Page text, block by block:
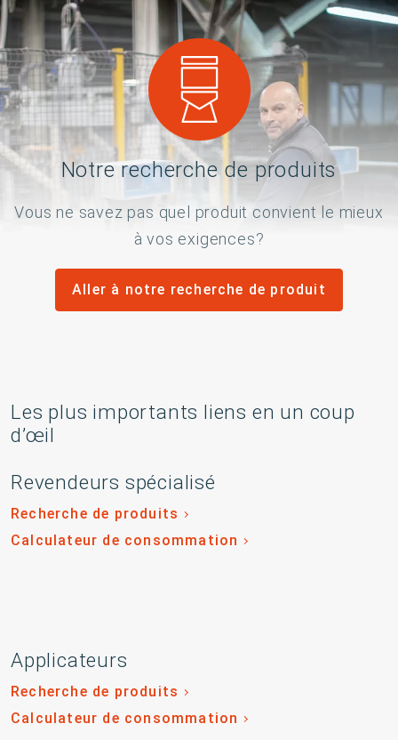
Notre recherche de produits
Vous ne savez pas quel produit convient le mieux
à vos exigences?
Aller à notre recherche de produit
Les plus importants liens en un coup
d’œil
Revendeurs spécialisé
Recherche de produits
Calculateur de consommation
Applicateurs
Recherche de produits
Calculateur de consommation